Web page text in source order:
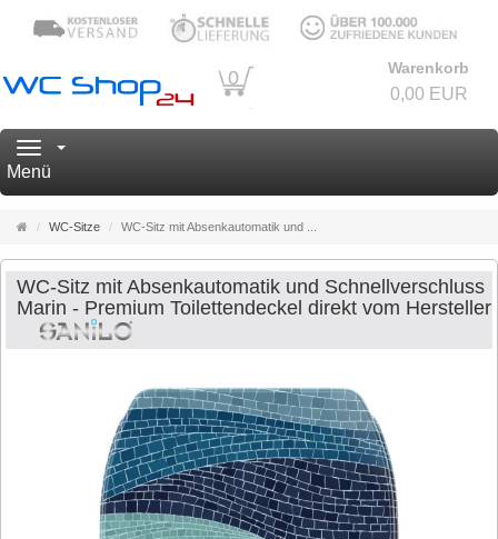
0 Warenkorb
0,00 EUR
Navigation
Menü
Startseite
WC-Sitze WC-Sitz mit Absenkautomatik und ...
WC-Sitz mit Absenkautomatik und Schnellverschluss
Marin - Premium Toilettendeckel direkt vom Hersteller